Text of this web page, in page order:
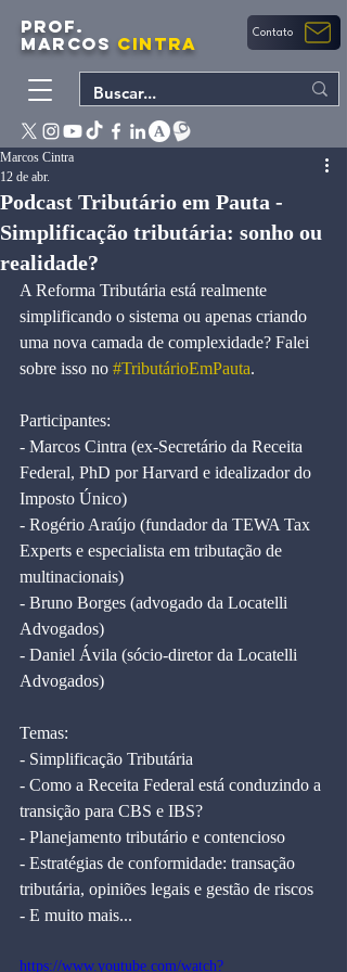
PROF.
MARCOS CINTRA Contato
Podcast Tributário em Pauta -
Simplificação tributária: sonho ou
realidade?
Marcos Cintra
12 de abr.
A Reforma Tributária está realmente
simplificando o sistema ou apenas criando
uma nova camada de complexidade? Falei
sobre isso no #TributárioEmPauta.
Participantes:
- Marcos Cintra (ex-Secretário da Receita
Federal, PhD por Harvard e idealizador do
Imposto Único)
- Rogério Araújo (fundador da TEWA Tax
Experts e especialista em tributação de
multinacionais)
- Bruno Borges (advogado da Locatelli
Advogados)
- Daniel Ávila (sócio-diretor da Locatelli
Advogados)
Temas:
- Simplificação Tributária
- Como a Receita Federal está conduzindo a
transição para CBS e IBS?
- Planejamento tributário e contencioso
- Estratégias de conformidade: transação
tributária, opiniões legais e gestão de riscos
- E muito mais...
https://www.youtube.com/watch?